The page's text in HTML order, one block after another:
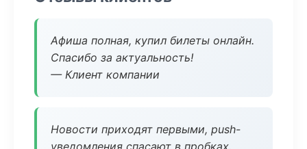
Афиша полная, купил билеты онлайн.
Спасибо за актуальность!
— Клиент компании
Новости приходят первыми, push-
уведомления спасают в пробках.